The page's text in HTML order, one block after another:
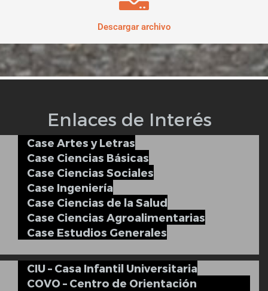
Descargar archivo
Enlaces de Interés
Case Artes y Letras
Case Ciencias Básicas
Case Ciencias Sociales
Case Ingeniería
Case Ciencias de la Salud
Case Ciencias Agroalimentarias
Case Estudios Generales
CIU – Casa Infantil Universitaria
COVO – Centro de Orientación